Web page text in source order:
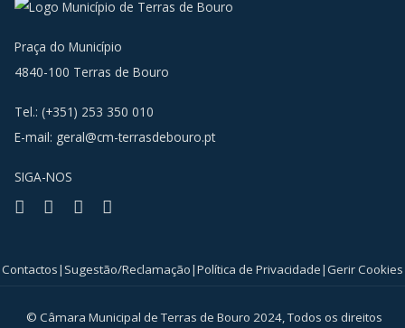
Praça do Município
4840-100 Terras de Bouro
Tel.: (+351) 253 350 010
E-mail: geral@cm-terrasdebouro.pt
SIGA-NOS
Facebook
Youtube
Instagram
© Câmara Municipal de Terras de Bouro 2024, Todos os direitos
Contactos| Sugestão/Reclamação|Política de Privacidade|Gerir Cookies